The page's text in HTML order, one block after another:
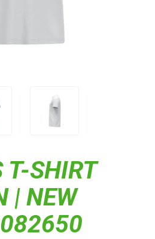
T-SHIRT
| NEW